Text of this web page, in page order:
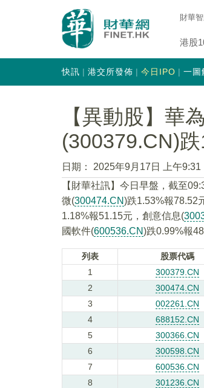
財華
港股
快訊 港交所發佈 今日IPO 一圖
【異動股】華
(300379.CN)
日期：
2025年9月17日 上午9:31
【財華社訊】今日早盤，截至
微(300474.CN)跌1.53%報78.52
1.18%報51.15元，創意信息(
國軟件(600536.CN)跌0.99%報
列表 股票代碼
1
300379.CN
2
300474.CN
3
002261.CN
4
688152.CN
5
300366.CN
6
300598.CN
7
600536.CN
8
301236.CN